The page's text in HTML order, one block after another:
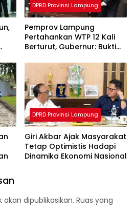
DPRD Provinsi Lampung
Pemprov Lampung
Pertahankan WTP 12 Kali
Berturut, Gubernur: Bukti
Keuangan Akuntabel
DPRD Provinsi Lampung
Giri Akbar Ajak Masyarakat
Tetap Optimistis Hadapi
Dinamika Ekonomi Nasional
dipublikasikan. Ruas yang